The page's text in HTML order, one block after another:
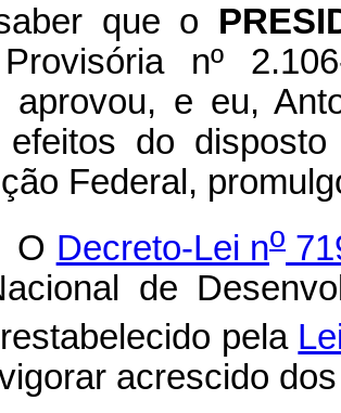
que o
nº
aprovou, e eu,
do
Federal,
Decreto-Lei no
de
pela
acrescido